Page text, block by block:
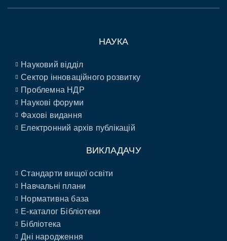
НАУКА
Науковий відділ
Сектор інноваційного розвитку
Проблемна НДР
Наукові форуми
Фахові видання
Електронний архів публікацій
ВИКЛАДАЧУ
Стандарти вищої освіти
Навчальні плани
Нормативна база
E-каталог Бібліотеки
Бібліотека
Дні народження